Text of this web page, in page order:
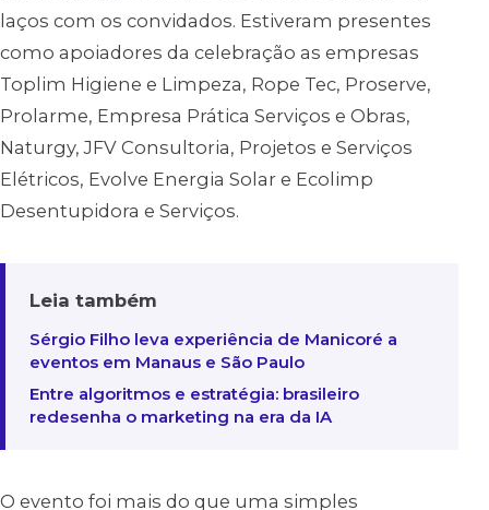
laços com os convidados. Estiveram presentes
como apoiadores da celebração as empresas
Toplim Higiene e Limpeza, Rope Tec, Proserve,
Prolarme, Empresa Prática Serviços e Obras,
Naturgy, JFV Consultoria, Projetos e Serviços
Elétricos, Evolve Energia Solar e Ecolimp
Desentupidora e Serviços.
Leia também
Sérgio Filho leva experiência de Manicoré a
eventos em Manaus e São Paulo
Entre algoritmos e estratégia: brasileiro
redesenha o marketing na era da IA
O evento foi mais do que uma simples